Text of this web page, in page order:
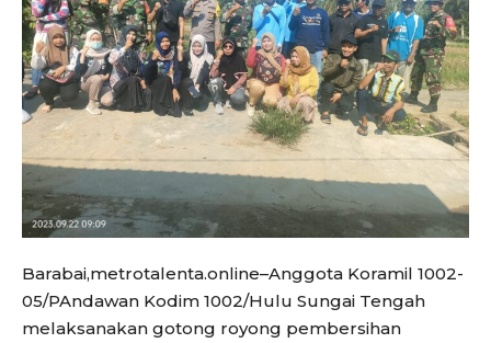
Barabai,metrotalenta.online–Anggota Koramil 1002-
05/PAndawan Kodim 1002/Hulu Sungai Tengah
melaksanakan gotong royong pembersihan